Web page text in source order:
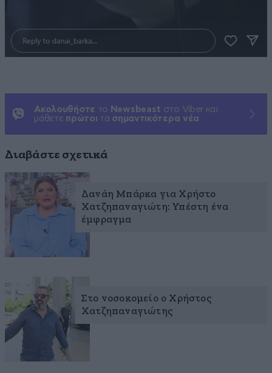
Ακολουθήστε το Newsbeast στο Viber και
μάθετε πρώτοι τα σημαντικότερα νέα
Διαβάστε σχετικά
Δανάη Μπάρκα για Χρήστο
Χατζηπαναγιώτη: Υπέστη ένα
έμφραγμα
Στο νοσοκομείο ο Χρήστος
Χατζηπαναγιώτης